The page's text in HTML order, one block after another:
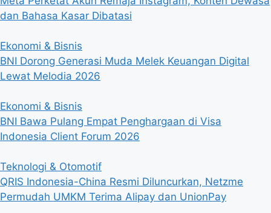
dan Bahasa Kasar Dibatasi
Ekonomi & Bisnis
BNI Dorong Generasi Muda Melek Keuangan Digital
Lewat Melodia 2026
Ekonomi & Bisnis
BNI Bawa Pulang Empat Penghargaan di Visa
Indonesia Client Forum 2026
Teknologi & Otomotif
QRIS Indonesia-China Resmi Diluncurkan, Netzme
Permudah UMKM Terima Alipay dan UnionPay